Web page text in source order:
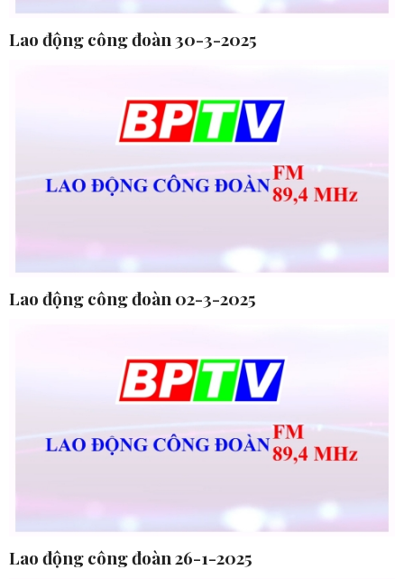
Lao động công đoàn 30-3-2025
Lao động công đoàn 02-3-2025
Lao động công đoàn 26-1-2025